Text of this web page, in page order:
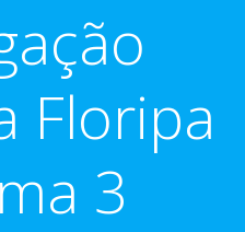
Floripa
3